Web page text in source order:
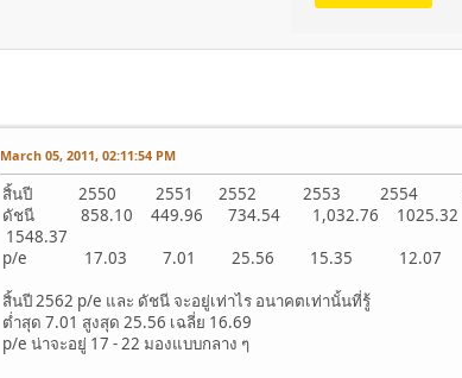
March 05, 2011, 02:11:54 PM
สิ้นปี 2550 2551 2552 2553
ดัชนี 858.10 449.96 734.54 1,032.76
1548.37
p/e 17.03 7.01 25.56 15.35
สิ้นปี 2562 p/e และ ดัชนี จะอยู่เท่าไร อนาคตเท่านั้นที่รู้
ต่ำสุด 7.01 สูงสุด 25.56 เฉลี่ย 16.69
p/e น่าจะอยู่ 17 - 22 มองแบบกลาง ๆ